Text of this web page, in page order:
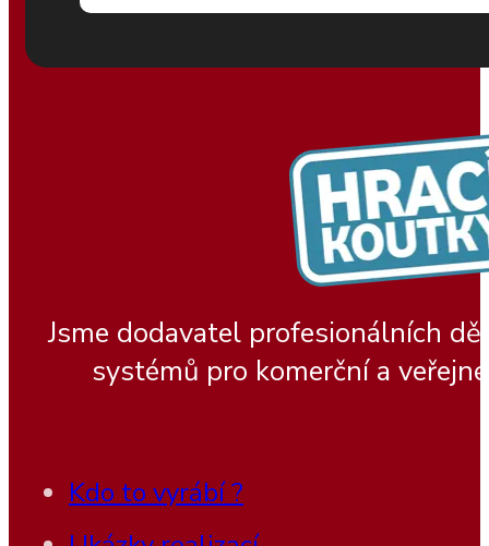
Jsme dodavatel profesionálních
systémů pro komerční a
Kdo to vyrábí ?